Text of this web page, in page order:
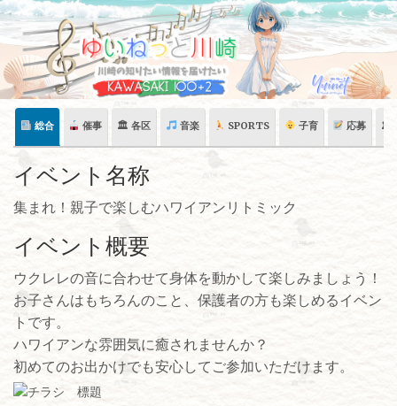
Skip
content
総合 催事 🏛 各区 音楽 SPORTS 子育 応募 🏛
イベント名称
集まれ！親子で楽しむハワイアンリトミック
イベント概要
ウクレレの音に合わせて身体を動かして楽しみましょう！
お子さんはもちろんのこと、保護者の方も楽しめるイベン
トです。
ハワイアンな雰囲気に癒されませんか？
初めてのお出かけでも安心してご参加いただけます。